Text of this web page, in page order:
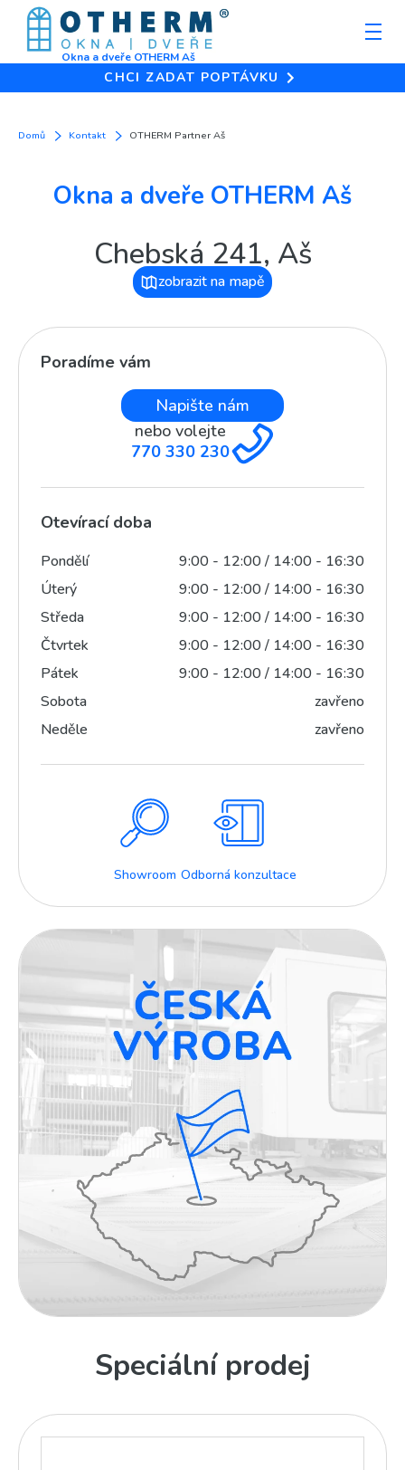
Okna a dveře OTHERM Aš
CHCI ZADAT POPTÁVKU
Domů Kontakt OTHERM Partner Aš
Okna a dveře OTHERM Aš
Chebská 241, Aš
zobrazit na mapě
Poradíme vám
Napište nám
nebo volejte
770 330 230
Otevírací doba
Pondělí
9:00 - 12:00 / 14:00 - 16:30
Úterý
9:00 - 12:00 / 14:00 - 16:30
Středa
9:00 - 12:00 / 14:00 - 16:30
Čtvrtek
9:00 - 12:00 / 14:00 - 16:30
Pátek
9:00 - 12:00 / 14:00 - 16:30
Sobota
zavřeno
Neděle
zavřeno
Showroom Odborná konzultace
Speciální prodej